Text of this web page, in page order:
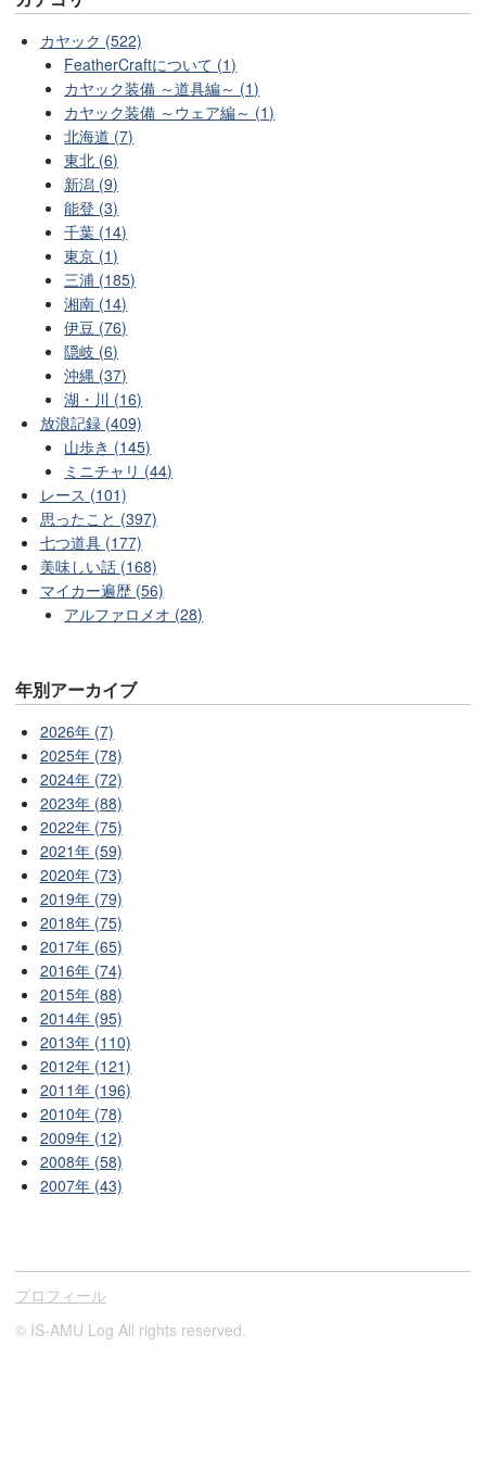
カヤック (522)
FeatherCraftについて (1)
カヤック装備 ～道具編～ (1)
カヤック装備 ～ウェア編～ (1)
北海道 (7)
東北 (6)
新潟 (9)
能登 (3)
千葉 (14)
東京 (1)
三浦 (185)
湘南 (14)
伊豆 (76)
隠岐 (6)
沖縄 (37)
湖・川 (16)
放浪記録 (409)
山歩き (145)
ミニチャリ (44)
レース (101)
思ったこと (397)
七つ道具 (177)
美味しい話 (168)
マイカー遍歴 (56)
アルファロメオ (28)
年別アーカイブ
2026年 (7)
2025年 (78)
2024年 (72)
2023年 (88)
2022年 (75)
2021年 (59)
2020年 (73)
2019年 (79)
2018年 (75)
2017年 (65)
2016年 (74)
2015年 (88)
2014年 (95)
2013年 (110)
2012年 (121)
2011年 (196)
2010年 (78)
2009年 (12)
2008年 (58)
2007年 (43)
プロフィール
© IS-AMU Log All rights reserved.